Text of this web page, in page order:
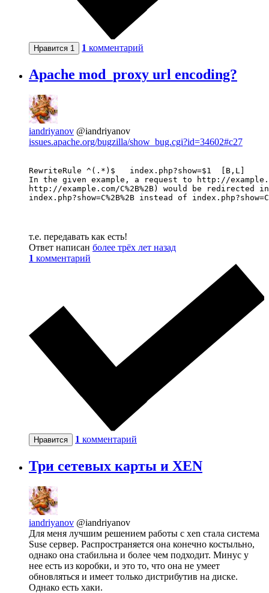
Нравится 1 1 комментарий
Apache mod_proxy url encoding?
iandriyanov @iandriyanov
issues.apache.org/bugzilla/show_bug.cgi?id=34602#c27
RewriteRule ^(.*)$   index.php?show=$1	[B,L]
In the given example, a request to http://
http://example.com/C%2B%2B) would be
т.е. передавать как есть!
Ответ написан более трёх лет назад
1 комментарий
Нравится 1 комментарий
Три сетевых карты и XEN
iandriyanov @iandriyanov
Для меня лучшим решением работы с xen стала система
Suse сервер. Распространяется она конечно костыльно,
однако она стабильна и более чем подходит. Минус у
нее есть из коробки, и это то, что она не умеет
обновляться и имеет только дистрибутив на диске.
Однако есть хаки.